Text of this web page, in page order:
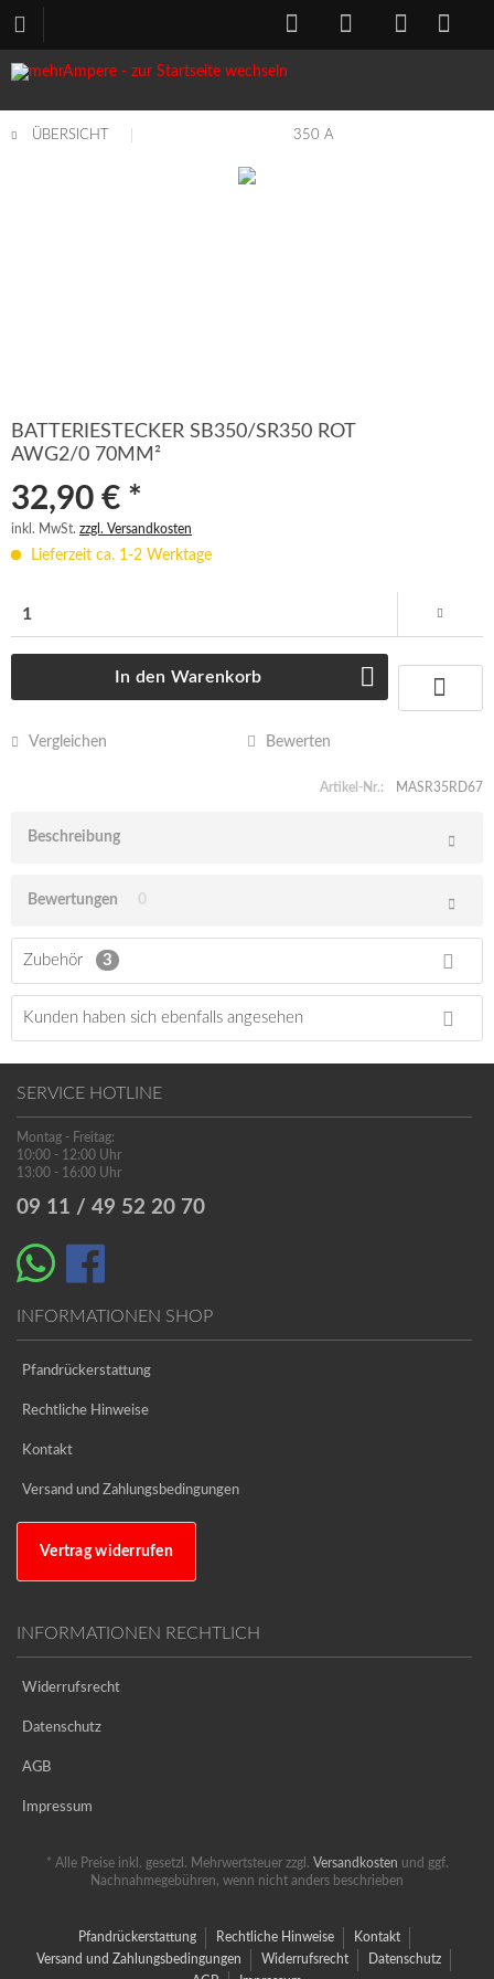
ÜBERSICHT 350 A
BATTERIESTECKER SB350/SR350 ROT
AWG2/0 70MM²
32,90 € *
inkl. MwSt. zzgl. Versandkosten
Lieferzeit ca. 1-2 Werktage
In den Warenkorb
Vergleichen Bewerten
Artikel-Nr.: MASR35RD67
Beschreibung
Bewertungen 0
Zubehör 3
Kunden haben sich ebenfalls angesehen
SERVICE HOTLINE
Montag - Freitag:
10:00 - 12:00 Uhr
13:00 - 16:00 Uhr
09 11 / 49 52 20 70
INFORMATIONEN SHOP
Pfandrückerstattung
Rechtliche Hinweise
Kontakt
Versand und Zahlungsbedingungen
Vertrag widerrufen
INFORMATIONEN RECHTLICH
Widerrufsrecht
Datenschutz
AGB
Impressum
* Alle Preise inkl. gesetzl. Mehrwertsteuer zzgl. Versandkosten und ggf.
Nachnahmegebühren, wenn nicht anders beschrieben
Pfandrückerstattung Rechtliche Hinweise
Kontakt
Versand und Zahlungsbedingungen
Widerrufsrecht
Datenschutz